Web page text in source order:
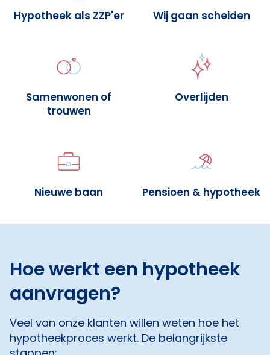
Hypotheek als ZZP'er Wij gaan scheiden
Samenwonen of
trouwen
Overlijden
Nieuwe baan Pensioen & hypotheek
Hoe werkt een hypotheek
aanvragen?
Veel van onze klanten willen weten hoe het
hypotheekproces werkt. De belangrijkste